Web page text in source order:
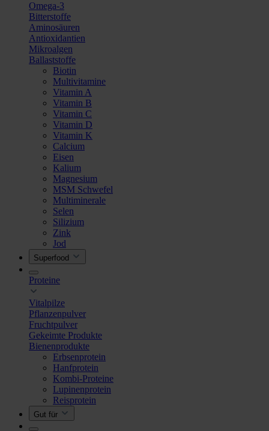
Omega-3
Bitterstoffe
Aminosäuren
Antioxidantien
Mikroalgen
Ballaststoffe
Biotin
Multivitamine
Vitamin A
Vitamin B
Vitamin C
Vitamin D
Vitamin K
Calcium
Eisen
Kalium
Magnesium
MSM Schwefel
Multiminerale
Selen
Silizium
Zink
Jod
Superfood
Proteine
Vitalpilze
Pflanzenpulver
Fruchtpulver
Gekeimte Produkte
Bienenprodukte
Erbsenprotein
Hanfprotein
Kombi-Proteine
Lupinenprotein
Reisprotein
Gut für